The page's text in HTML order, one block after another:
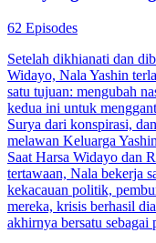
62 Episodes
Setelah dikhianati dan
Widayo, Nala Yashin
satu tujuan: mengubah
kedua ini untuk
Surya dari konspirasi,
melawan Keluarga
Saat Harsa Widayo dan
tertawaan, Nala bekerja
kekacauan politik,
mereka, krisis berhasil
akhirnya bersatu sebagai